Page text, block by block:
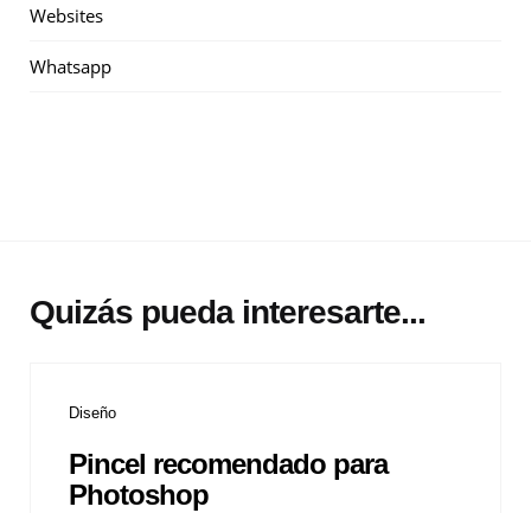
Websites
Whatsapp
Quizás pueda interesarte...
Diseño
Pincel recomendado para
Photoshop